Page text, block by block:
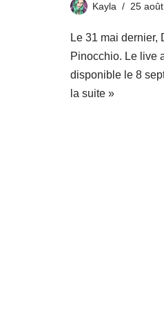
Kayla 25
Le 31 mai dernier,
Pinocchio. Le live
disponible le 8
la suite »